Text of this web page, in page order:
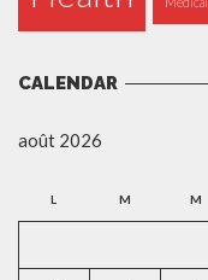
CALENDAR
août 2026
L M M